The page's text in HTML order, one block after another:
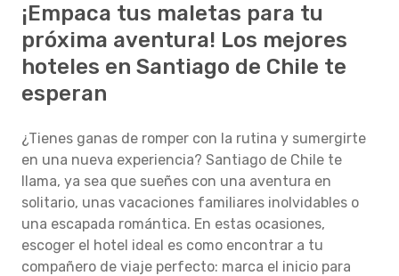
¡Empaca tus maletas para tu
próxima aventura! Los mejores
hoteles en Santiago de Chile te
esperan
¿Tienes ganas de romper con la rutina y sumergirte
en una nueva experiencia? Santiago de Chile te
llama, ya sea que sueñes con una aventura en
solitario, unas vacaciones familiares inolvidables o
una escapada romántica. En estas ocasiones,
escoger el hotel ideal es como encontrar a tu
compañero de viaje perfecto: marca el inicio para